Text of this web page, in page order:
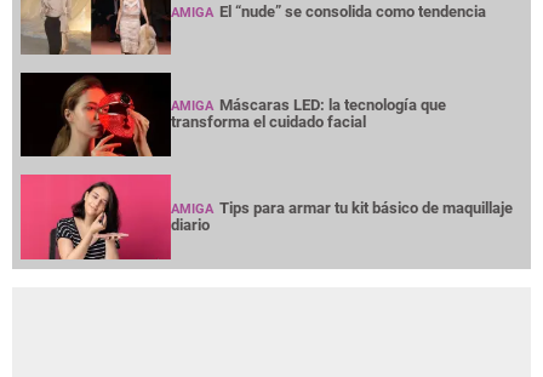
AMIGA El “nude” se consolida como tendencia
AMIGA Máscaras LED: la tecnología que
transforma el cuidado facial
AMIGA Tips para armar tu kit básico de maquillaje
diario